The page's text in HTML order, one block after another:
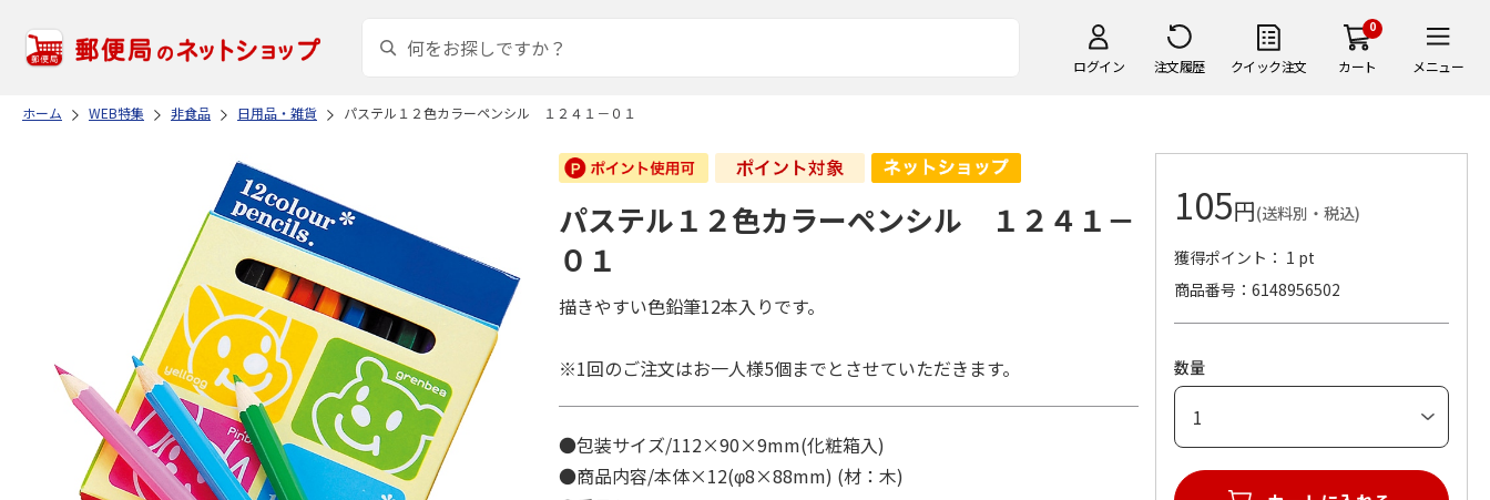
ログイン 注文履歴 クイック注文
0
カート メニュー
ホーム WEB特集 非食品 日用品・雑貨 パステル１２色カラーペンシル １２４１－０１
パステル１２色カラーペンシル １２４１－
０１
描きやすい色鉛筆12本入りです。
※1回のご注文はお一人様5個までとさせていただきます。
●包装サイズ/112×90×9mm(化粧箱入)
●商品内容/本体×12(φ8×88mm) (材：木)
105円(送料別・税込)
獲得ポイント： 1 pt
商品番号
6148956502
数量